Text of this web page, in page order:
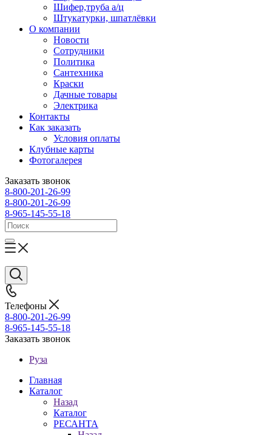
Шифер,труба а/ц
Штукатурки, шпатлёвки
О компании
Новости
Сотрудники
Политика
Сантехника
Краски
Дачные товары
Электрика
Контакты
Как заказать
Условия оплаты
Клубные карты
Фотогалерея
Заказать звонок
8-800-201-26-99
8-800-201-26-99
8-965-145-55-18
Телефоны
8-800-201-26-99
8-965-145-55-18
Заказать звонок
Руза
Главная
Каталог
Назад
Каталог
РЕСАНТА